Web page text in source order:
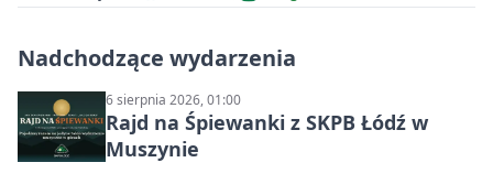
Nadchodzące wydarzenia
6 sierpnia 2026, 01:00
Rajd na Śpiewanki z SKPB Łódź w
Muszynie